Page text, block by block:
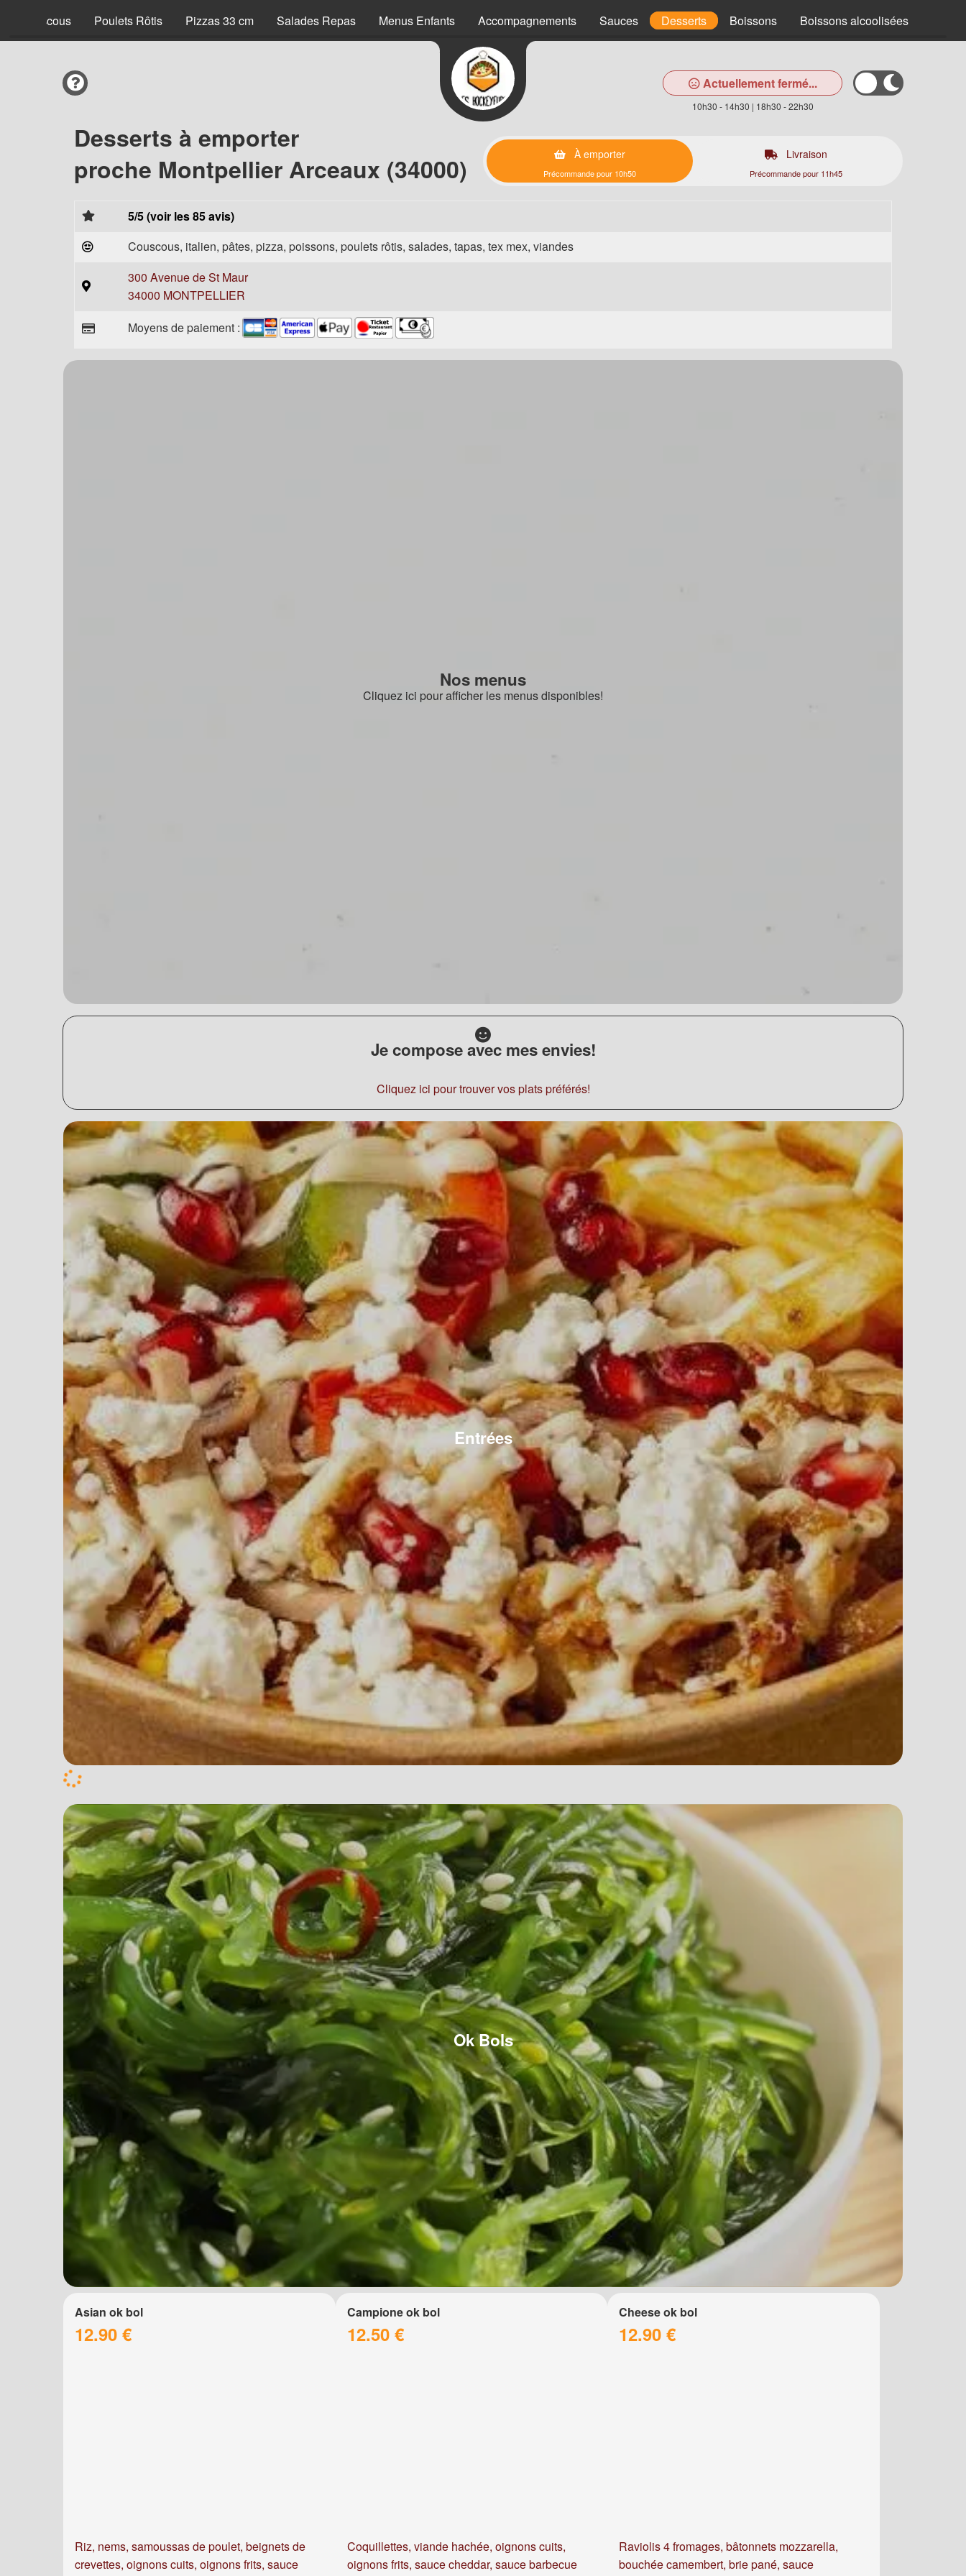
Couscous Poulets Rôtis Pizzas 33 cm Salades Repas Menus Enfants Accompagnements Sauces Desserts Boissons Boissons alcoolisées
Actuellement fermé...
10h30 - 14h30 | 18h30 - 22h30
Desserts à emporter
proche Montpellier Arceaux (34000)
À emporter
Précommande pour 10h50
Livraison
Précommande pour 11h45
5/5 (voir les 85 avis)
Couscous, italien, pâtes, pizza, poissons, poulets rôtis, salades, tapas, tex mex, viandes
300 Avenue de St Maur
34000 MONTPELLIER
Moyens de paiement :
Nos menus
Cliquez ici pour afficher les menus disponibles!
Je compose avec mes envies!
Cliquez ici pour trouver vos plats préférés!
Entrées
Ok Bols
Asian ok bol
12.90 €
Riz, nems, samoussas de poulet, beignets de
crevettes, oignons cuits, oignons frits, sauce
Campione ok bol
12.50 €
Coquillettes, viande hachée, oignons cuits,
oignons frits, sauce cheddar, sauce barbecue
Cheese ok bol
12.90 €
Raviolis 4 fromages, bâtonnets mozzarella,
bouchée camembert, brie pané, sauce